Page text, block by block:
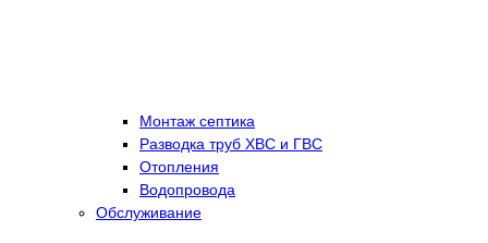
Монтаж септика
Разводка труб ХВС и ГВС
Отопления
Водопровода
Обслуживание